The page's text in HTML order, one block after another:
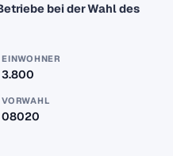
bei der Wahl des
EINWOHNER
3.800
VORWAHL
08020